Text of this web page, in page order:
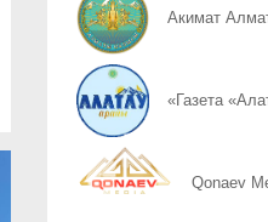
06.08 Дроппер - не
06.08
06.08
06.08
Акимат
«Газета
Qonaev